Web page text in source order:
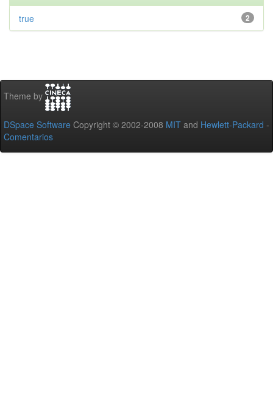
2
true
Theme by
DSpace Software Copyright © 2002-2008 MIT and Hewlett-Packard -
Comentarios